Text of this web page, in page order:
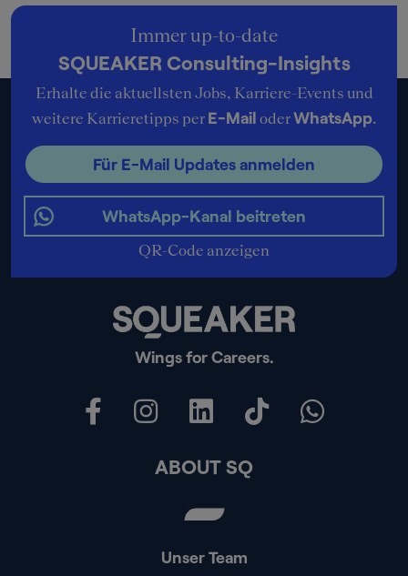
Wings for Careers.
Immer up-to-date
SQUEAKER Consulting-Insights
Erhalte die aktuellsten Jobs, Karriere-Events und
weitere Karrieretipps per E-Mail oderWhatsApp.
Für E-Mail Updates anmelden
WhatsApp-Kanal beitreten
QR-Code anzeigen
ABOUT SQ
Unser Team